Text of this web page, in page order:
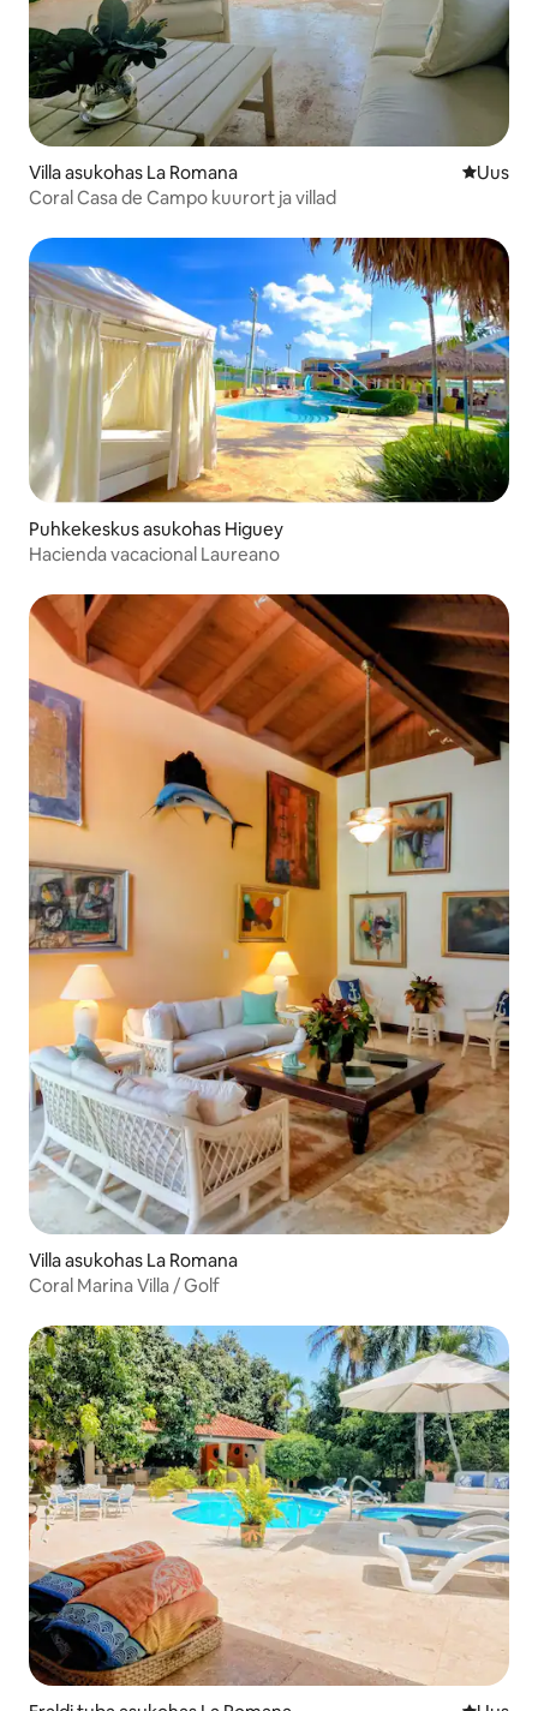
Villa asukohas La Romana Uus
Uus
Coral Casa de Campo kuurort ja villad
Puhkekeskus asukohas Higuey
Hacienda vacacional Laureano
Villa asukohas La Romana
Coral Marina Villa / Golf